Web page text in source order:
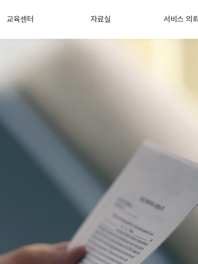
교육센터 자료실 서비스 의뢰